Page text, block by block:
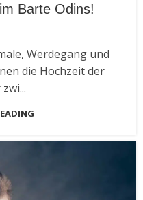
Barte Odins!
Werdegang und
die Hochzeit der